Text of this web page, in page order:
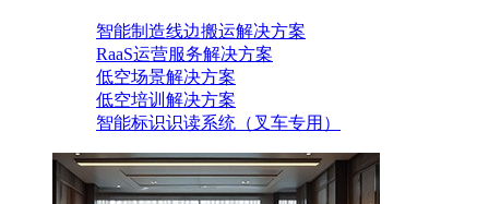
智能制造线边搬运解决方案
RaaS运营服务解决方案
低空场景解决方案
低空培训解决方案
智能标识识读系统（叉车专用）